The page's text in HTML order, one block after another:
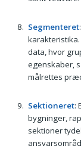
Segmenteret
data, hvor
egenskaber,
målrettes
Sektioneret:
bygninger,
sektioner